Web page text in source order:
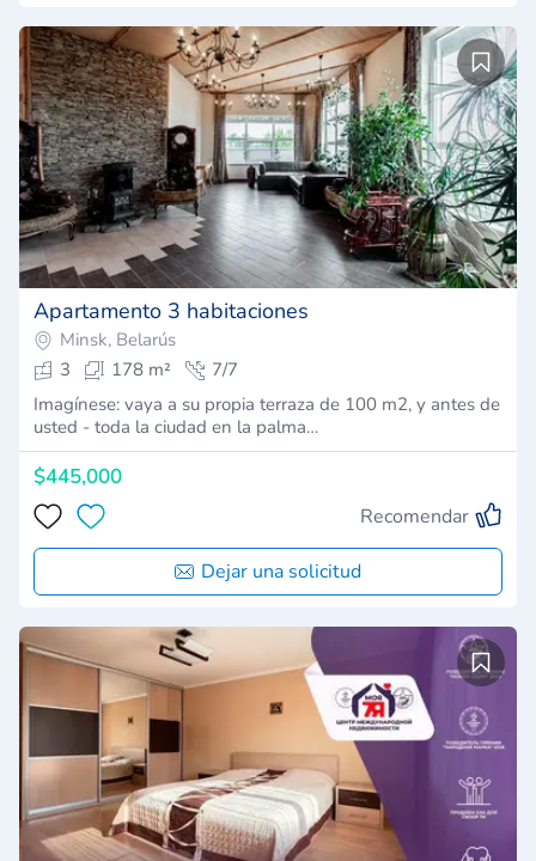
Apartamento 3 habitaciones
Minsk, Belarús
3
178 m²
7/7
Imagínese: vaya a su propia terraza de 100 m2, y antes de
usted - toda la ciudad en la palma…
$445,000
Recomendar
Dejar una solicitud